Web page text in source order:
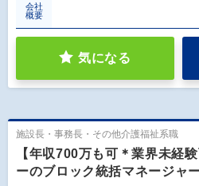
会社
概要
気になる
施設長・事務長・その他介護福祉系職
【年収700万も可＊業界未経
ーのブロック統括マネージャ